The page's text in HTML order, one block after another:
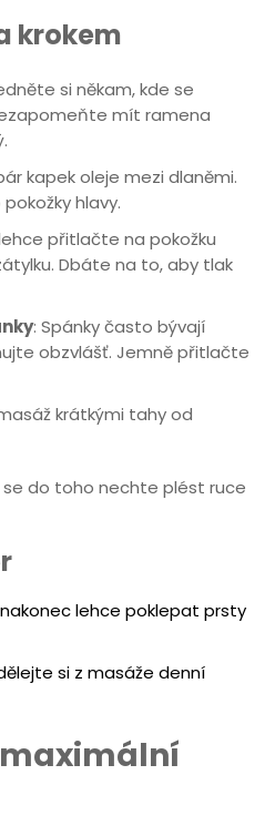
krokem
si někam, kde se
mít ramena
kapek oleje mezi dlaněmi.
hlavy.
přitlačte na pokožku
Dbáte na to, aby tlak
: Spánky často bývají
obzvlášť. Jemně přitlačte
krátkými tahy od
se do toho nechte plést ruce
lehce poklepat prsty
si z masáže denní